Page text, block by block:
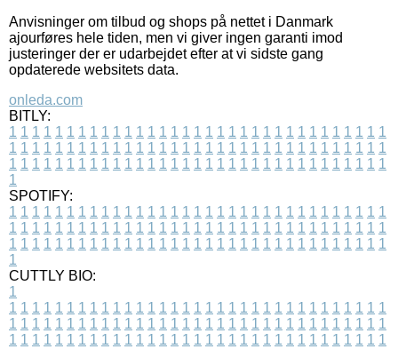
Anvisninger om tilbud og shops på nettet i Danmark
ajourføres hele tiden, men vi giver ingen garanti imod
justeringer der er udarbejdet efter at vi sidste gang
opdaterede websitets data.
onleda.com
BITLY:
1 1 1 1 1 1 1 1 1 1 1 1 1 1 1 1 1 1 1 1 1 1 1 1 1 1 1 1 1 1 1 1 1
1 1 1 1 1 1 1 1 1 1 1 1 1 1 1 1 1 1 1 1 1 1 1 1 1 1 1 1 1 1 1 1 1
1 1 1 1 1 1 1 1 1 1 1 1 1 1 1 1 1 1 1 1 1 1 1 1 1 1 1 1 1 1 1 1 1
1
SPOTIFY:
1 1 1 1 1 1 1 1 1 1 1 1 1 1 1 1 1 1 1 1 1 1 1 1 1 1 1 1 1 1 1 1 1
1 1 1 1 1 1 1 1 1 1 1 1 1 1 1 1 1 1 1 1 1 1 1 1 1 1 1 1 1 1 1 1 1
1 1 1 1 1 1 1 1 1 1 1 1 1 1 1 1 1 1 1 1 1 1 1 1 1 1 1 1 1 1 1 1 1
1
CUTTLY BIO:
1
1 1 1 1 1 1 1 1 1 1 1 1 1 1 1 1 1 1 1 1 1 1 1 1 1 1 1 1 1 1 1 1 1
1 1 1 1 1 1 1 1 1 1 1 1 1 1 1 1 1 1 1 1 1 1 1 1 1 1 1 1 1 1 1 1 1
1 1 1 1 1 1 1 1 1 1 1 1 1 1 1 1 1 1 1 1 1 1 1 1 1 1 1 1 1 1 1 1 1